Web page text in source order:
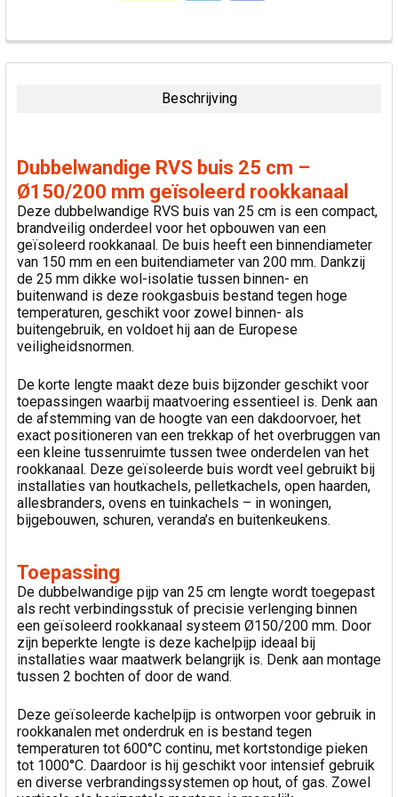
VAAK
SAMEN
VOEG
GESELECTEERDE
TOE AAN
WINKELWAGEN
Beschrijving
Dubbelwandige RVS buis 25 cm –
Ø150/200 mm geïsoleerd rookkanaal
Deze dubbelwandige RVS buis van 25 cm is een compact,
brandveilig onderdeel voor het opbouwen van een
geïsoleerd rookkanaal. De buis heeft een binnendiameter
van 150 mm en een buitendiameter van 200 mm. Dankzij
de 25 mm dikke wol-isolatie tussen binnen- en
buitenwand is deze rookgasbuis bestand tegen hoge
temperaturen, geschikt voor zowel binnen- als
buitengebruik, en voldoet hij aan de Europese
veiligheidsnormen.
De korte lengte maakt deze buis bijzonder geschikt voor
toepassingen waarbij maatvoering essentieel is. Denk aan
de afstemming van de hoogte van een dakdoorvoer, het
exact positioneren van een trekkap of het overbruggen van
een kleine tussenruimte tussen twee onderdelen van het
rookkanaal. Deze geïsoleerde buis wordt veel gebruikt bij
installaties van houtkachels, pelletkachels, open haarden,
allesbranders, ovens en tuinkachels – in woningen,
bijgebouwen, schuren, veranda’s en buitenkeukens.
Toepassing
De dubbelwandige pijp van 25 cm lengte wordt toegepast
als recht verbindingsstuk of precisie verlenging binnen
een geïsoleerd rookkanaal systeem Ø150/200 mm. Door
zijn beperkte lengte is deze kachelpijp ideaal bij
installaties waar maatwerk belangrijk is. Denk aan montage
tussen 2 bochten of door de wand.
Deze geïsoleerde kachelpijp is ontworpen voor gebruik in
rookkanalen met onderdruk en is bestand tegen
temperaturen tot 600°C continu, met kortstondige pieken
tot 1000°C. Daardoor is hij geschikt voor intensief gebruik
en diverse verbrandingssystemen op hout, of gas. Zowel